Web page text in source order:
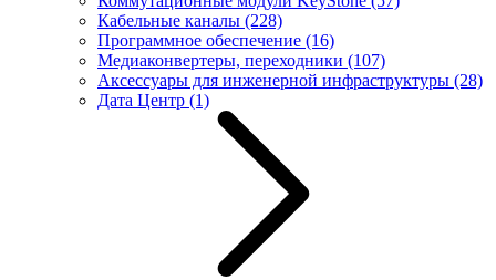
Кабельные каналы (228)
Программное обеспечение (16)
Медиаконвертеры, переходники (107)
Аксессуары для инженерной инфраструктуры (28)
Дата Центр (1)